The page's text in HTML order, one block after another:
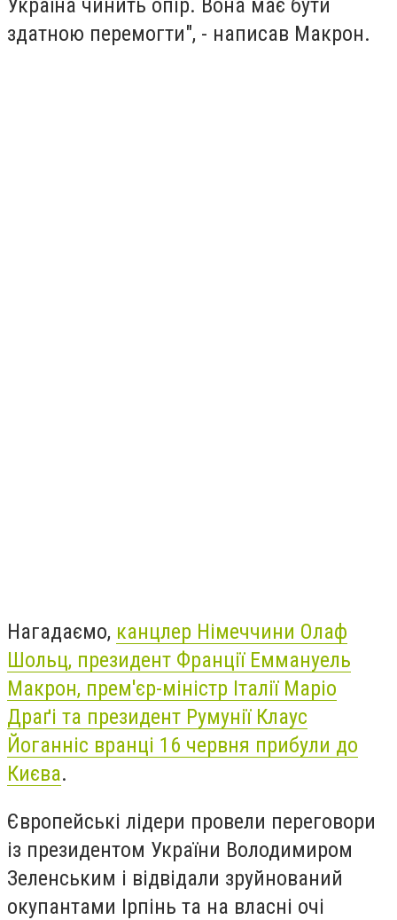
Україна чинить опір. Вона має бути
здатною перемогти", - написав Макрон.
Нагадаємо, канцлер Німеччини Олаф
Шольц, президент Франції Еммануель
Макрон, прем'єр-міністр Італії Маріо
Драґі та президент Румунії Клаус
Йоганніс вранці 16 червня прибули до
Києва.
Європейські лідери провели переговори
із президентом України Володимиром
Зеленським і відвідали зруйнований
окупантами Ірпінь та на власні очі